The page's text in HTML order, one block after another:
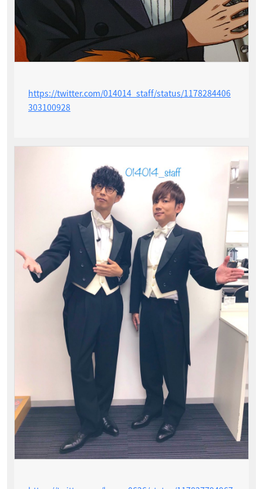
https://twitter.com/014014_staff/status/1178284406
303100928